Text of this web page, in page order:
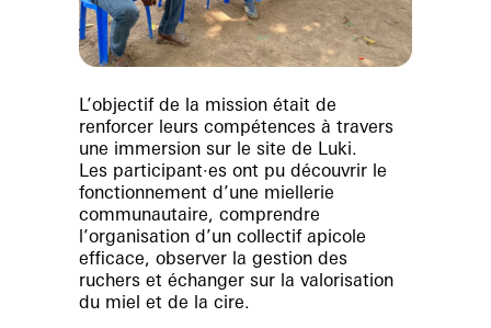
L’objectif de la mission était de
renforcer leurs compétences à travers
une immersion sur le site de Luki.
Les participant·es ont pu découvrir le
fonctionnement d’une miellerie
communautaire, comprendre
l’organisation d’un collectif apicole
efficace, observer la gestion des
ruchers et échanger sur la valorisation
du miel et de la cire.